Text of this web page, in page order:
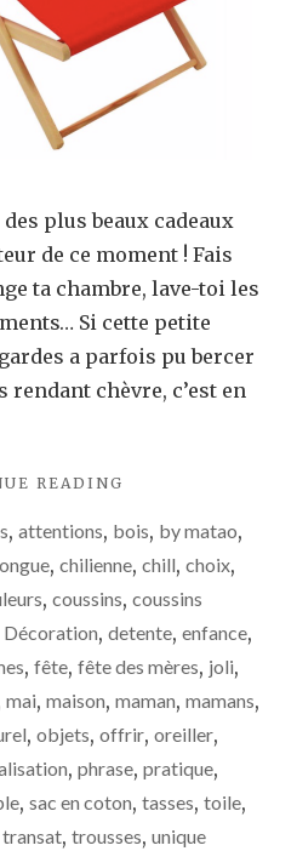
!
plus beaux cadeaux
de ce moment ! Fais
ta chambre, lave-toi les
Si cette petite
a parfois pu bercer
rendant chèvre, c’est en
READING
MÈRES
:
5
DES
PLUS
CADEAUX
POUR
MAMAN
LA
HAUTEUR
, attentions, bois, by matao,
, chilienne, chill, choix,
, coussins, coussins
Décoration, detente, enfance,
, fête, fête des mères, joli,
mai, maison, maman, mamans,
, objets, offrir, oreiller,
, phrase, pratique,
, sac en coton, tasses, toile,
transat, trousses, unique